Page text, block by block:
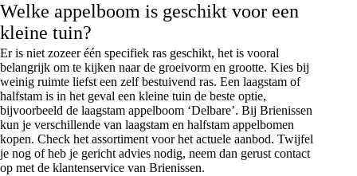
Welke appelboom is geschikt voor een
kleine tuin?
Er is niet zozeer één specifiek ras geschikt, het is vooral
belangrijk om te kijken naar de groeivorm en grootte. Kies bij
weinig ruimte liefst een zelf bestuivend ras. Een laagstam of
halfstam is in het geval een kleine tuin de beste optie,
bijvoorbeeld de laagstam appelboom ‘Delbare’. Bij Brienissen
kun je verschillende van laagstam en halfstam appelbomen
kopen. Check het assortiment voor het actuele aanbod. Twijfel
je nog of heb je gericht advies nodig, neem dan gerust contact
op met de klantenservice van Brienissen.